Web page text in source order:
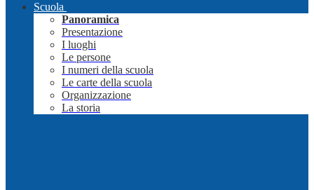
Scuola
Panoramica
Presentazione
I luoghi
Le persone
I numeri della scuola
Le carte della scuola
Organizzazione
La storia